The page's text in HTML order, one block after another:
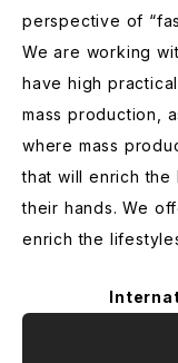
perspective of
We are working
have high
mass production,
where mass
that will enrich the
their hands. We
enrich the